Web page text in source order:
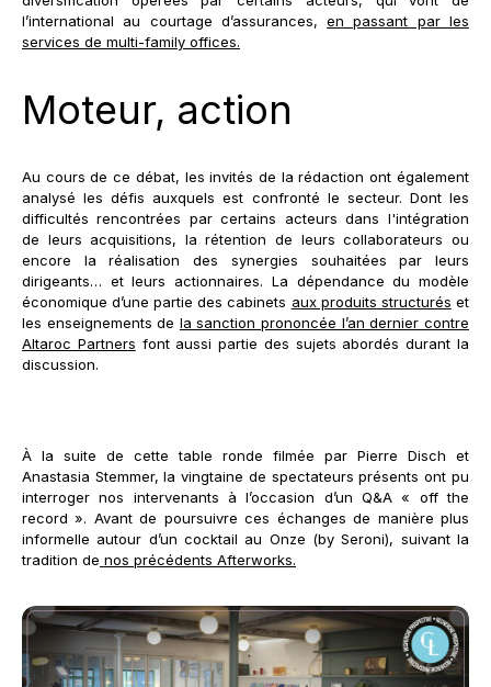
l’international au courtage d’assurances,en passant par les
services de multi-family offices.
Moteur, action
Au cours de ce débat, les invités de la rédaction ont également
analysé les défis auxquels est confronté le secteur. Dont les
difficultés rencontrées par certains acteurs dans l'intégration
de leurs acquisitions, la rétention de leurs collaborateurs ou
encore la réalisation des synergies souhaitées par leurs
dirigeants… et leurs actionnaires. La dépendance du modèle
économique d’une partie des cabinets aux produits structurés et
les enseignements de la sanction prononcée l’an dernier contre
Altaroc Partners font aussi partie des sujets abordés durant la
discussion.
À la suite de cette table ronde filmée par Pierre Disch et
Anastasia Stemmer, la vingtaine de spectateurs présents ont pu
interroger nos intervenants à l’occasion d’un Q&A « off the
record ». Avant de poursuivre ces échanges de manière plus
informelle autour d’un cocktail au Onze (by Seroni), suivant la
tradition de nos précédents Afterworks.